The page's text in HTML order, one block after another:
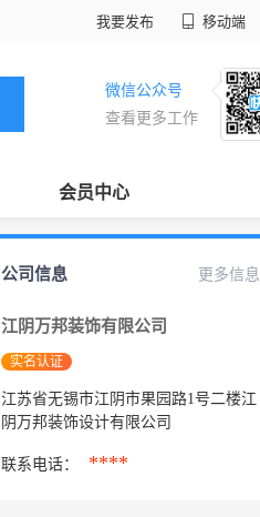
我要发布 移动端
微信公众号
查看更多工作
会员中心
更多信息
公司信息
江阴万邦装饰有限公司
实名认证
江苏省无锡市江阴市果园路1号二楼江
阴万邦装饰设计有限公司
联系电话： ****